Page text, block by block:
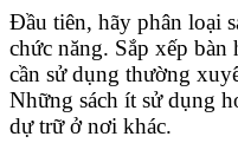
Đầu tiên, hãy phân loại
chức năng. Sắp xếp bàn
cần sử dụng thường
Những sách ít sử dụng
dự trữ ở nơi khác.